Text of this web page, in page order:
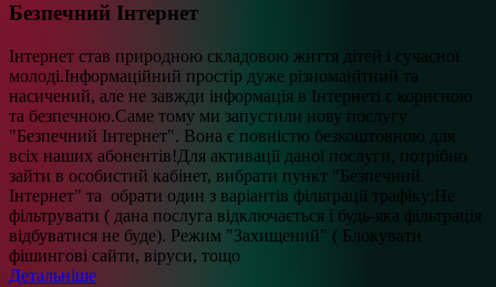
Безпечний Інтернет
Інтернет став природною складовою життя дітей і сучасної
молоді.Інформаційний простір дуже різноманітний та
насичений, але не завжди інформація в Інтернеті є корисною
та безпечною.Саме тому ми запустили нову послугу
"Безпечний Інтернет". Вона є повністю безкоштовною для
всіх наших абонентів!Для активації даної послуги, потрібно
зайти в особистий кабінет, вибрати пункт "Безпечний
Інтернет" та обрати один з варіантів фільтрації трафіку:Не
фільтрувати ( дана послуга відключається і будь-яка фільтрація
відбуватися не буде). Режим "Захищений" ( Блокувати
фішингові сайти, віруси, тощо
Детальніше